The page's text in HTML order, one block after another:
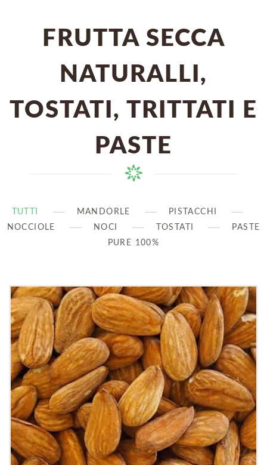
FRUTTA SECCA
NATURALLI,
TOSTATI, TRITTATI E
PASTE
TUTTI MANDORLE
PISTACCHI
NOCCIOLE
NOCI TOSTATI
PASTE
PURE 100%